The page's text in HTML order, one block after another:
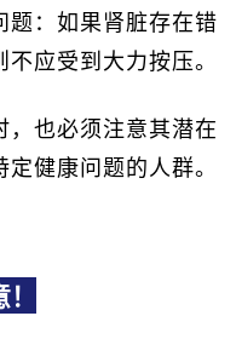
题：如果肾脏存在错
应受到大力按压。
也必须注意其潜在
健康问题的人群。